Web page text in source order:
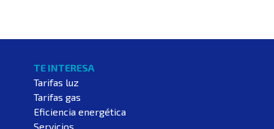
TE INTERESA
Tarifas luz
Tarifas gas
Eficiencia energética
Servicios